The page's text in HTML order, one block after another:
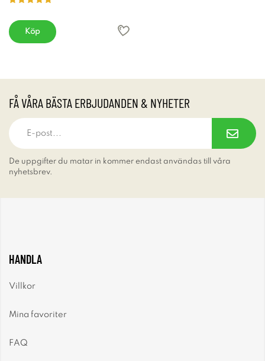
Köp
FÅ VÅRA BÄSTA ERBJUDANDEN & NYHETER
De uppgifter du matar in kommer endast användas till våra
nyhetsbrev.
HANDLA
Villkor
Mina favoriter
FAQ